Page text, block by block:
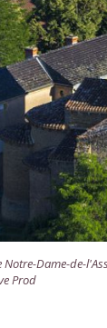
Notre-Dame-de-
Prod